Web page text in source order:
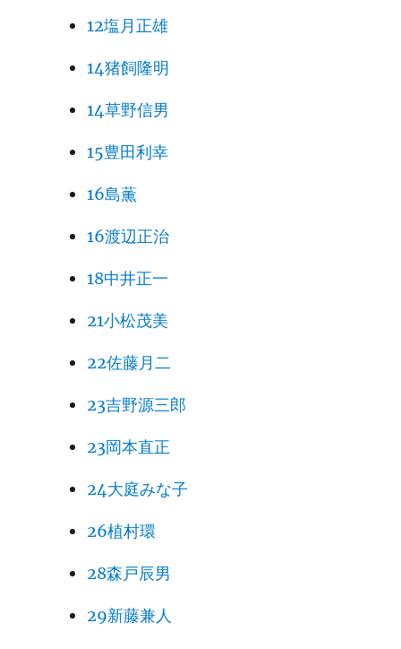
12塩月正雄
14猪飼隆明
14草野信男
15豊田利幸
16島薫
16渡辺正治
18中井正一
21小松茂美
22佐藤月二
23吉野源三郎
23岡本直正
24大庭みな子
26植村環
28森戸辰男
29新藤兼人